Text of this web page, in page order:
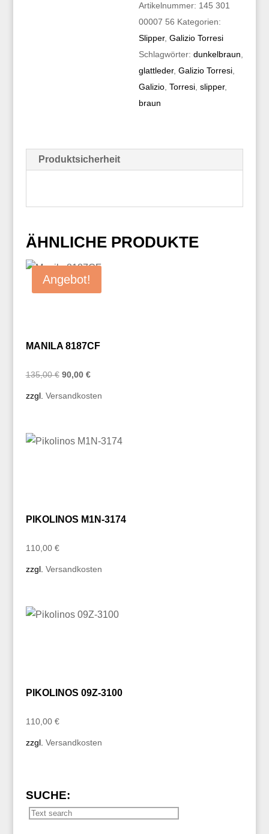
Artikelnummer: 145 301
00007 56 Kategorien:
Slipper,Galizio Torresi
Schlagwörter:dunkelbraun
glattleder,Galizio Torresi
Galizio ,Torresi ,slipper,
braun
Produktsicherheit
ÄHNLICHE PRODUKTE
Angebot!
MANILA 8187CF
135,00€ Ursprünglicher
war:
90,00 €Aktueller
ist:
zzgl. Versandkosten
PIKOLINOS M1N-3174
110,00 €
zzgl. Versandkosten
PIKOLINOS 09Z-3100
110,00 €
zzgl. Versandkosten
SUCHE: